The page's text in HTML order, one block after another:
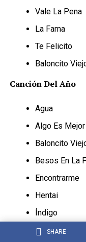
SHARE
Vale La Pena
La Fama
Te Felicito
Baloncito
Canción Del Año
Agua
Algo Es Mejor
Baloncito
Besos En La
Encontrarme
Hentai
Índigo
Pa Mis